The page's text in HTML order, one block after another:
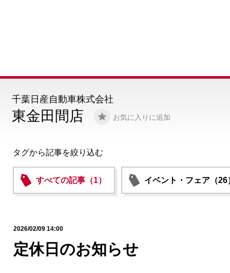
東金田間店 お気に入りに追加
千葉日産自動車株式会社
タグから記事を絞り込む
すべての記事（1） イベント・フェア（26
2026/02/09 14:00
定休日のお知らせ